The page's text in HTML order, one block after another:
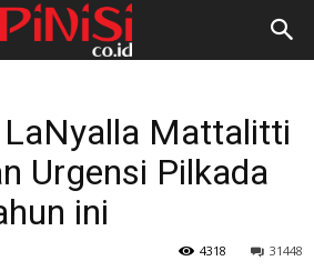
LaNyalla Mattalitti
Urgensi Pilkada
ini
31448
4318